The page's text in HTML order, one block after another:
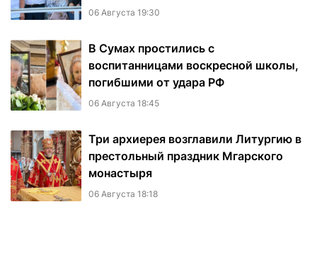
06 Августа 19:30
В Сумах простились с
воспитанницами воскресной школы,
погибшими от удара РФ
06 Августа 18:45
Три архиерея возглавили Литургию в
престольный праздник Мгарского
монастыря
06 Августа 18:18